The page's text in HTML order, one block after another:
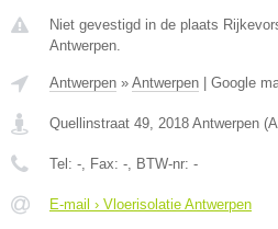
Niet gevestigd in de plaats
Antwerpen.
Antwerpen » Antwerpen Google
Quellinstraat 49, 2018 Antwerpen (
Tel: -, Fax: -, BTW-nr: -
E-mail › Vloerisolatie Antwerpen